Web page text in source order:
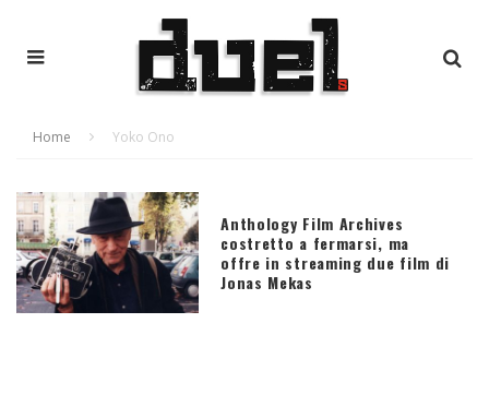
Home Yoko Ono
Anthology Film Archives
costretto a fermarsi, ma
offre in streaming due film di
Jonas Mekas